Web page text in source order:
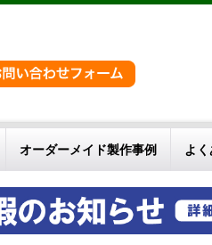
オーダーメイド製作事例 よ